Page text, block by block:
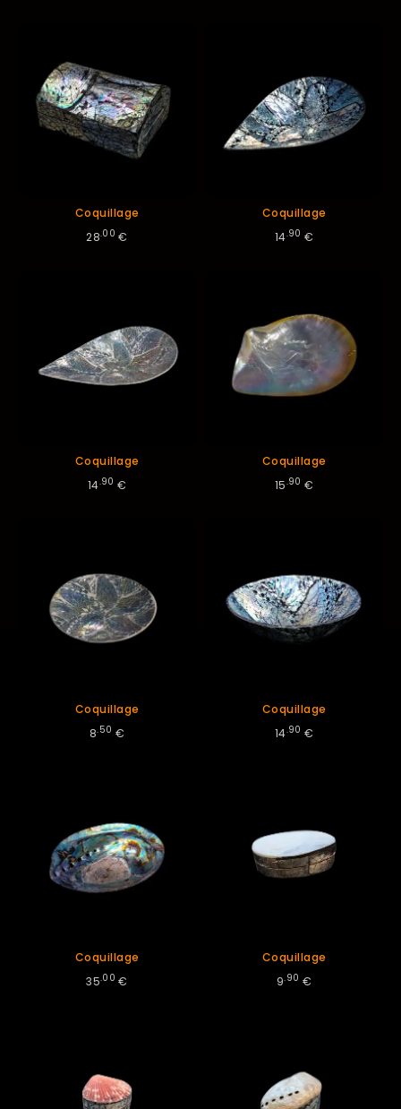
Coquillage
28.00 €
Coquillage
14.90 €
Coquillage
14.90 €
Coquillage
15.90 €
Coquillage
8.50 €
Coquillage
14.90 €
Coquillage
35.00 €
Coquillage
9.90 €